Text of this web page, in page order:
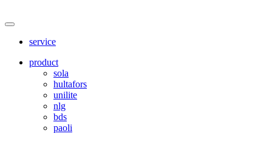
サ
メ
service
product
sola
hultafors
unilite
nlg
bds
paoli